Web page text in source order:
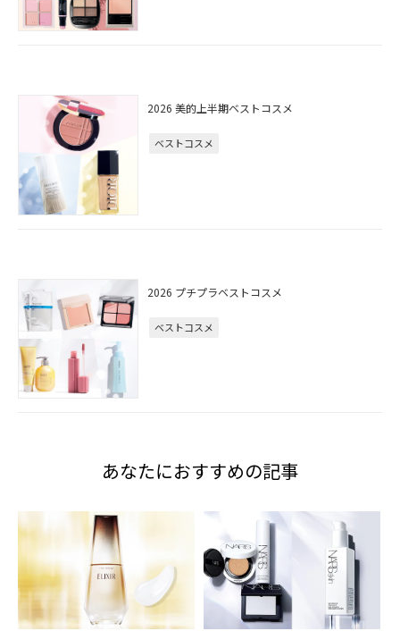
2026 美的上半期ベストコスメ
ベストコスメ
2026 プチプラベストコスメ
ベストコスメ
あなたにおすすめの記事